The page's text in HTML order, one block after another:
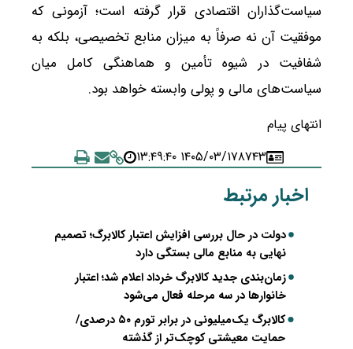
سیاست‌گذاران اقتصادی قرار گرفته است؛ آزمونی که
موفقیت آن نه صرفاً به میزان منابع تخصیصی، بلکه به
شفافیت در شیوه تأمین و هماهنگی کامل میان
سیاست‌های مالی و پولی وابسته خواهد بود.
انتهای پیام
۸۷۴۳۱۴۰۵/۰۳/۱۷ ۱۳:۴۹:۴۰
اخبار مرتبط
دولت در حال بررسی افزایش اعتبار کالابرگ؛ تصمیم
نهایی به منابع مالی بستگی دارد
زمان‌بندی جدید کالابرگ خرداد اعلام شد؛ اعتبار
خانوارها در سه مرحله فعال می‌شود
کالابرگ یک‌میلیونی در برابر تورم ۵۰ درصدی/
حمایت معیشتی کوچک‌تر از گذشته